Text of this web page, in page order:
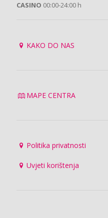
CASINO 00:00-24:00 h
KAKO DO NAS
MAPE CENTRA
Politika privatnosti
Uvjeti korištenja